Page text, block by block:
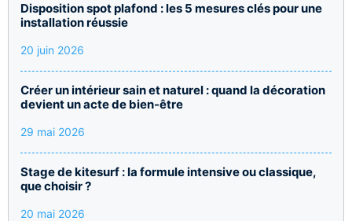
Disposition spot plafond : les 5 mesures clés pour une
installation réussie
20 juin 2026
Créer un intérieur sain et naturel : quand la décoration
devient un acte de bien-être
29 mai 2026
Stage de kitesurf : la formule intensive ou classique,
que choisir ?
20 mai 2026